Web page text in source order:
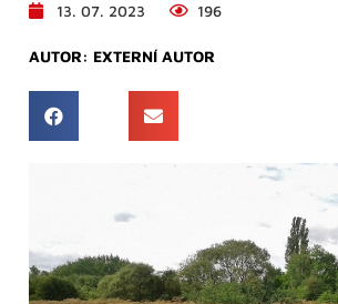
13. 07. 2023 196
AUTOR: EXTERNÍ AUTOR